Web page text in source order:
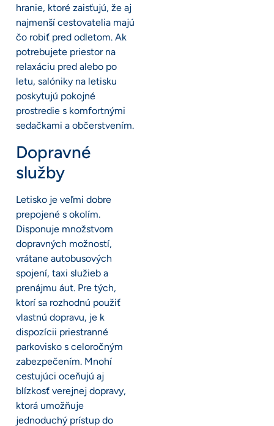
hranie, ktoré zaisťujú, že aj
najmenší cestovatelia majú
čo robiť pred odletom. Ak
potrebujete priestor na
relaxáciu pred alebo po
letu, salóniky na letisku
poskytujú pokojné
prostredie s komfortnými
sedačkami a občerstvením.
Dopravné
služby
Letisko je veľmi dobre
prepojené s okolím.
Disponuje množstvom
dopravných možností,
vrátane autobusových
spojení, taxi služieb a
prenájmu áut. Pre tých,
ktorí sa rozhodnú použiť
vlastnú dopravu, je k
dispozícii priestranné
parkovisko s celoročným
zabezpečením. Mnohí
cestujúci oceňujú aj
blízkosť verejnej dopravy,
ktorá umožňuje
jednoduchý prístup do